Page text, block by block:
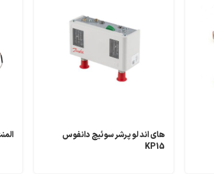
های اند لو پرشر سوئیچ دانفوس
KP15